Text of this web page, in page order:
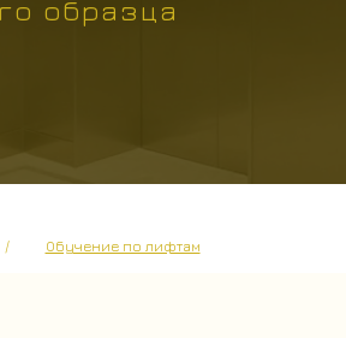
образца
Обучение по лифтам
/